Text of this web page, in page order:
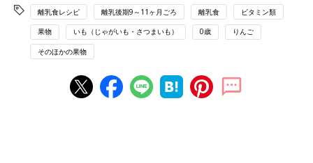
離乳食レシピ 離乳後期9～11ヶ月ごろ 離乳食 ビタミン類
果物 いも（じゃがいも・さつまいも） 0歳 りんご
そのほかの果物